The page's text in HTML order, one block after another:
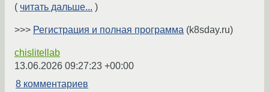
( читать дальше... )
>>> Регистрация и полная программа (k8sday.ru)
chislitellab
13.06.2026 09:27:23 +00:00
8 комментариев